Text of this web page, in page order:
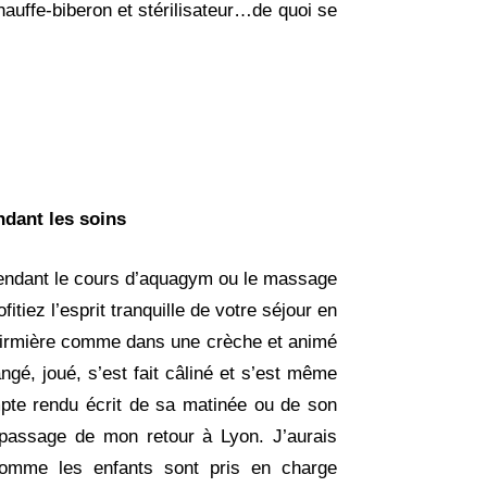
biberon et stérilisateur…de quoi se
les soins
le cours d’aquagym ou le massage
l’esprit tranquille de votre séjour en
comme dans une crèche et animé
joué, s’est fait câliné et s’est même
rendu écrit de sa matinée ou de son
de mon retour à Lyon. J’aurais
les enfants sont pris en charge